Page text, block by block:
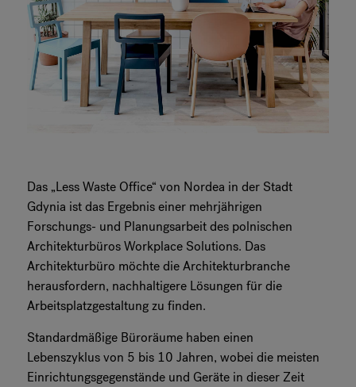
Das „Less Waste Office“ von Nordea in der Stadt
Gdynia ist das Ergebnis einer mehrjährigen
Forschungs- und Planungsarbeit des polnischen
Architekturbüros Workplace Solutions. Das
Architekturbüro möchte die Architekturbranche
herausfordern, nachhaltigere Lösungen für die
Arbeitsplatzgestaltung zu finden.
Standardmäßige Büroräume haben einen
Lebenszyklus von 5 bis 10 Jahren, wobei die meisten
Einrichtungsgegenstände und Geräte in dieser Zeit